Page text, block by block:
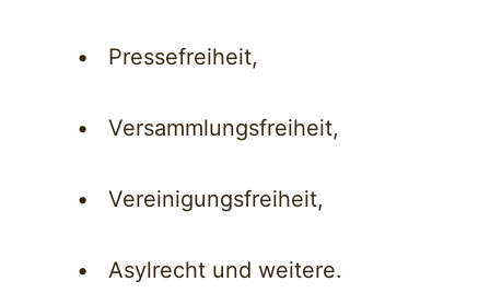
• Pressefreiheit,
• Versammlungsfreiheit,
• Vereinigungsfreiheit,
• Asylrecht und weitere.